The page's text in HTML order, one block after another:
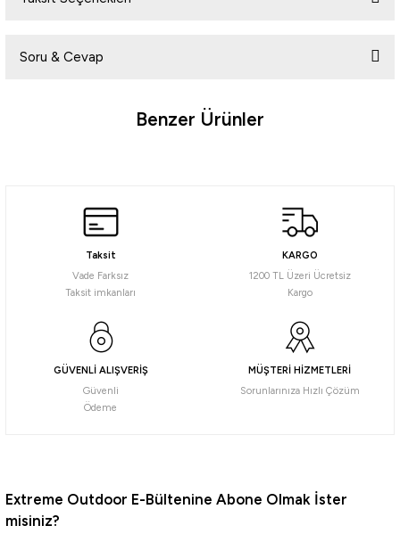
Soru & Cevap
Ürün hakkında henüz soru sorulmamış.
Benzer Ürünler
Naturehike WC & Duş & Giyinme Çadırı [ Otomatik Kurulum - İki Odalı ]
Tükendi
Taksit
Vade Farksız
Taksit imkanları
KARGO
1200 TL Üzeri Ücretsiz
Kargo
GÜVENLİ ALIŞVERİŞ
Güvenli
Ödeme
MÜŞTERİ HİZMETLERİ
Sorunlarınıza Hızlı Çözüm
Extreme Outdoor E-Bültenine Abone Olmak İster
misiniz?